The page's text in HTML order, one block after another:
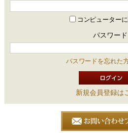
コンピューター
パスワード
パスワードを忘れた
新規会員登録は